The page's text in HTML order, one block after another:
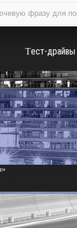
Тест-драйвы
и автоспорт»